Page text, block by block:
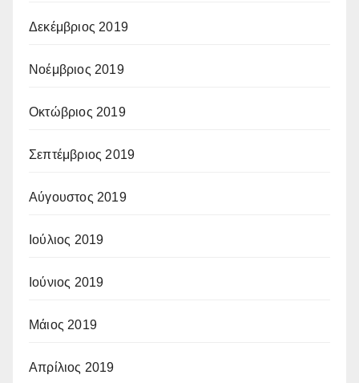
Δεκέμβριος 2019
Νοέμβριος 2019
Οκτώβριος 2019
Σεπτέμβριος 2019
Αύγουστος 2019
Ιούλιος 2019
Ιούνιος 2019
Μάιος 2019
Απρίλιος 2019